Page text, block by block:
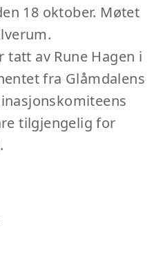
18 oktober. Møtet
av Rune Hagen i
fra Glåmdalens
tilgjengelig for